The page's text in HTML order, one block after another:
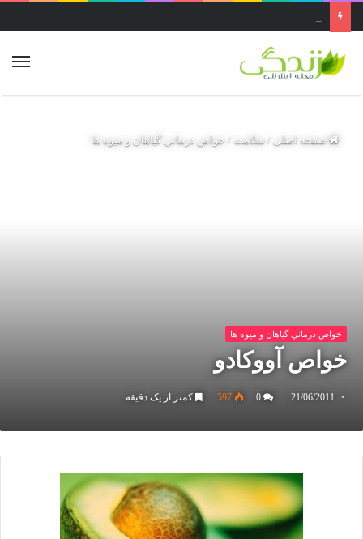
صفحه اصلی / سلامت / خواص درماني گیاهان و میوه ها
خواص درماني گیاهان و میوه ها
خواص آووکادو
21/06/2011
597 کمتر از یک دقیقه